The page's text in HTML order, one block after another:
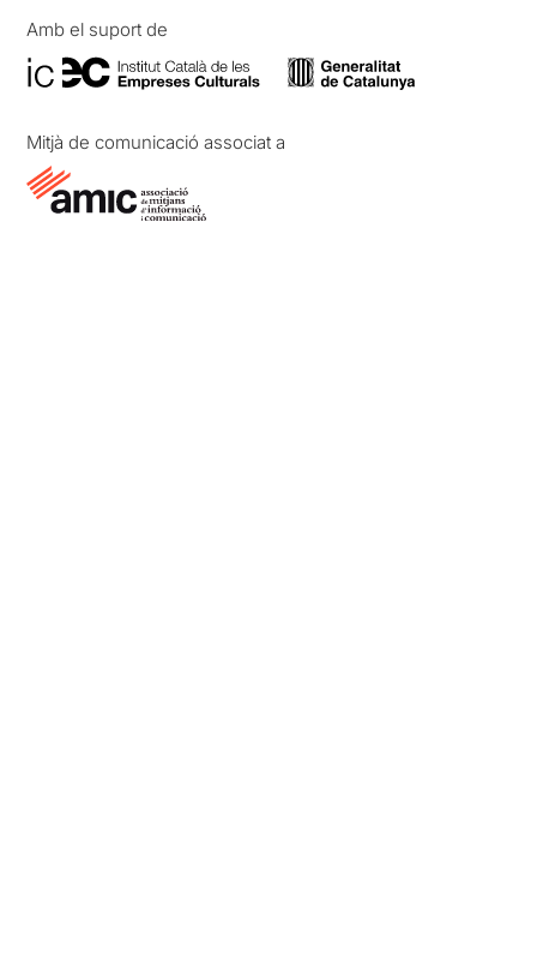
Amb el suport de
Mitjà de comunicació associat a